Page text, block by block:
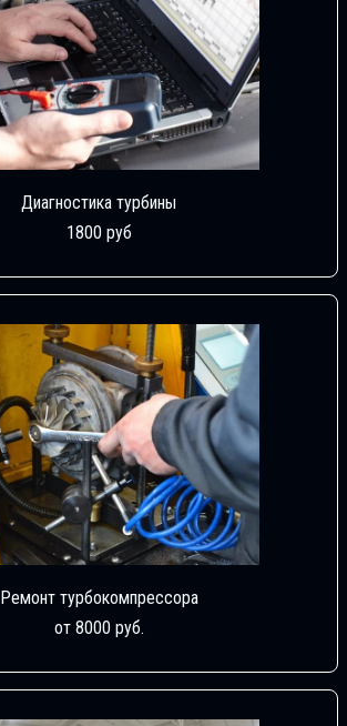
Диагностика турбины
1800 руб
Ремонт турбокомпрессора
от 8000 руб.